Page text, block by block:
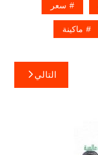
سعر
ماكينة
التالي